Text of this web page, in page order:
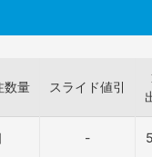
数量 スライド値引
-